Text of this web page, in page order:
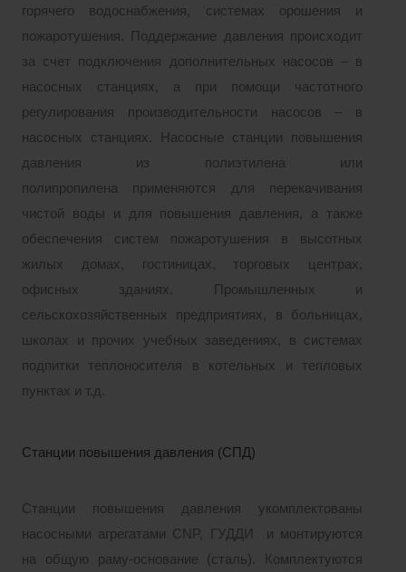
горячего водоснабжения, системах орошения и
пожаротушения. Поддержание давления происходит
за счет подключения дополнительных насосов – в
насосных станциях, а при помощи частотного
регулирования производительности насосов – в
насосных станциях. Насосные станции повышения
давления из полиэтилена или
полипропилена применяются для перекачивания
чистой воды и для повышения давления, а также
обеспечения систем пожаротушения в высотных
жилых домах, гостиницах, торговых центрах,
офисных зданиях. Промышленных и
сельскохозяйственных предприятиях, в больницах,
школах и прочих учебных заведениях, в системах
подпитки теплоносителя в котельных и тепловых
пунктах и т.д.
Станции повышения давления (СПД)
Станции повышения давления укомплектованы
насосными агрегатами CNP, ГУДДИ и монтируются
на общую раму-основание (сталь). Комплектуются